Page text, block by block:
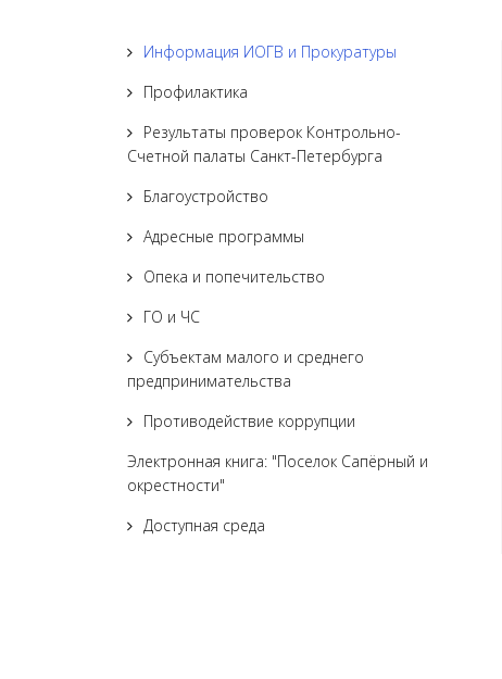
Информация ИОГВ и Прокуратуры
Профилактика
Результаты проверок Контрольно-
Счетной палаты Санкт-Петербурга
Благоустройство
Адресные программы
Опека и попечительство
ГО и ЧС
Субъектам малого и среднего
предпринимательства
Противодействие коррупции
Электронная книга: "Поселок Сапёрный и
окрестности"
Доступная среда